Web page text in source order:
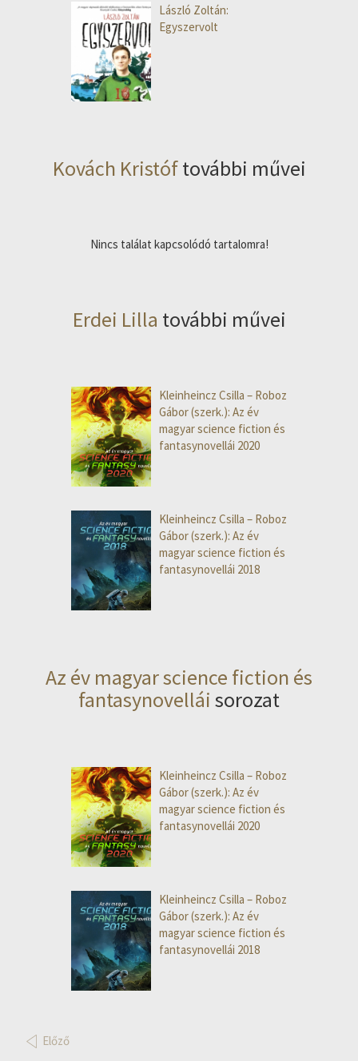
László Zoltán:
Egyszervolt
Kovách Kristóftovábbi művei
Nincs találat kapcsolódó tartalomra!
Erdei Lilla további művei
Kleinheincz Csilla – Roboz
Gábor (szerk.): Az év
magyar science fiction és
fantasynovellái 2020
Kleinheincz Csilla – Roboz
Gábor (szerk.): Az év
magyar science fiction és
fantasynovellái 2018
Az év magyar science fiction és
fantasynovellái sorozat
Kleinheincz Csilla – Roboz
Gábor (szerk.): Az év
magyar science fiction és
fantasynovellái 2020
Kleinheincz Csilla – Roboz
Gábor (szerk.): Az év
magyar science fiction és
fantasynovellái 2018
Előző